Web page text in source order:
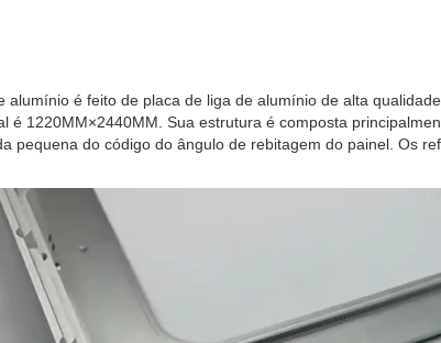
é feito de placa de liga de alumínio de alta
é 1220MM×2440MM. Sua estrutura é composta
pequena do código do ângulo de rebitagem do painel. Os